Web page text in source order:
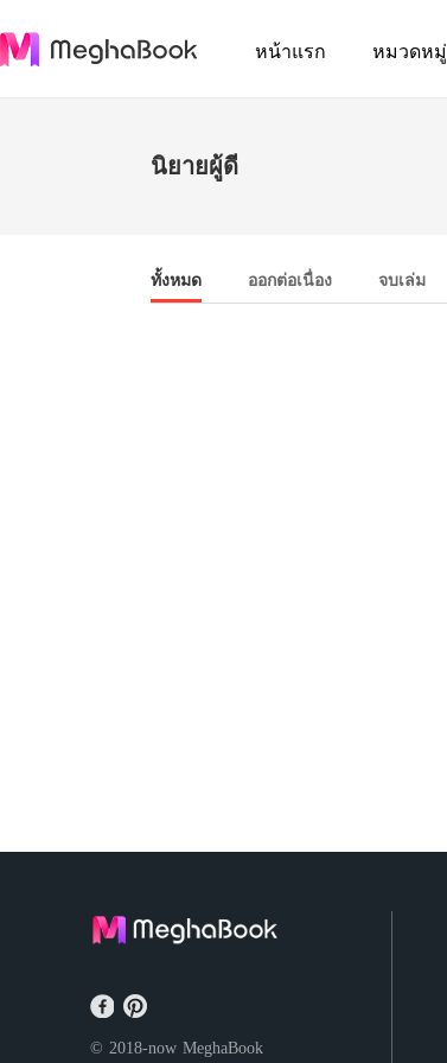
หน้าแรก หมวดหมู่
นิยายผู้ดี
ทั้งหมด ออกต่อเนื่อง จบเล่ม
© 2018-nowMeghaBook